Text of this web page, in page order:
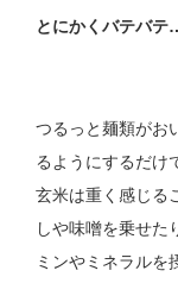
とにかくバテバ
つるっと麺類がお
るようにするだけ
玄米は重く感じる
しや味噌を乗せた
ミンやミネラルを